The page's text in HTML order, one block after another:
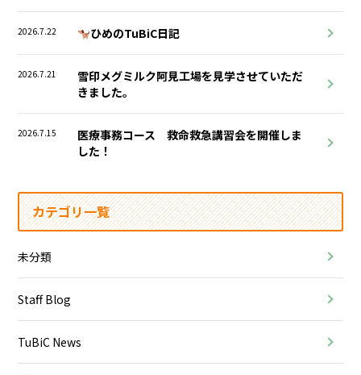
2026.7.22 ひめのTuBiC日記
2026.7.21
雪印メグミルク阿見工場を見学させていただ
きました。
2026.7.15
医療事務コース 救命救急講習会を開催しま
した！
カテゴリ一覧
未分類
Staff Blog
TuBiC News